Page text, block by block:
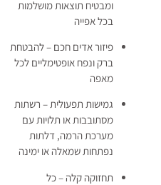
ומבטיח תוצאות מושלמות
בכל אפייה
פיזור אדים חכם – להבטחת
ברק ונפח אופטימליים לכל
מאפה
גמישות תפעולית – רשתות
מסתובבות או תלויות עם
מערכת הרמה, דלתות
נפתחות שמאלה או ימינה
תחזוקה קלה – כל